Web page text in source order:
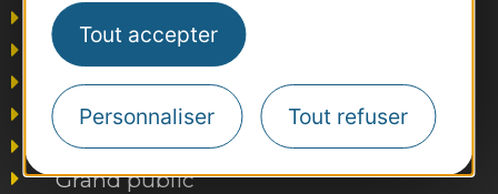
Tout accepter
Personnaliser Tout refuser
Agence AD'OCC
Presse et influence
Voyagistes
Business/Mice
Thermalisme
Grand public